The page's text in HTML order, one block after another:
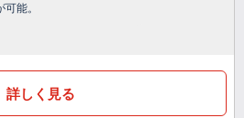
能。
詳しく見る